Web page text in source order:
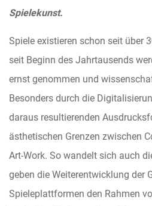
Spielekunst.
Spiele existieren schon seit über
seit Beginn des Jahrtausends
ernst genommen und
Besonders durch die
daraus resultierenden
ästhetischen Grenzen zwischen
Art-Work. So wandelt sich auch
geben die Weiterentwicklung der
Spieleplattformen den Rahmen